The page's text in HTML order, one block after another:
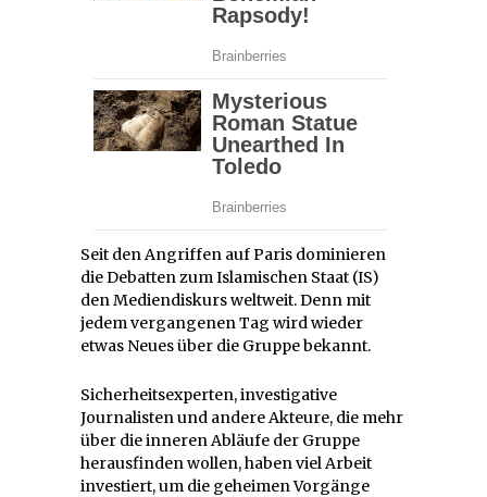
Seit den Angriffen auf Paris dominieren
die Debatten zum Islamischen Staat (IS)
den Mediendiskurs weltweit. Denn mit
jedem vergangenen Tag wird wieder
etwas Neues über die Gruppe bekannt.
Sicherheitsexperten, investigative
Journalisten und andere Akteure, die mehr
über die inneren Abläufe der Gruppe
herausfinden wollen, haben viel Arbeit
investiert, um die geheimen Vorgänge